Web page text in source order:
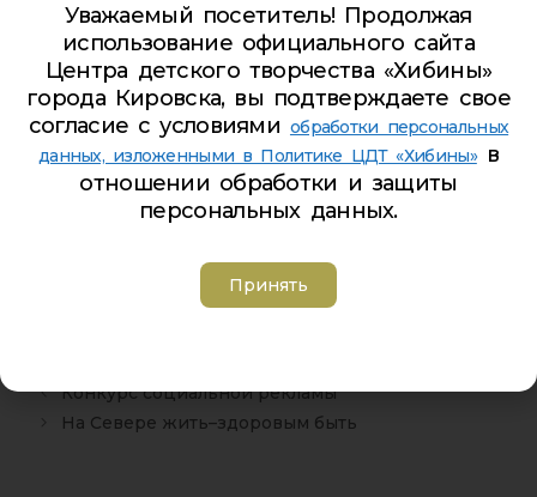
Внимание школ! Определены сроки участия в
дистанционном режиме в конкурсе «Кенгуру —
математика для всех» для Мурманской области.
Начиная с сегодняшнего дня и по 12 апреля
необходимо выполнить задания конкурса на
Инструкцию для проведения школьному
организатору можно получить по запросу.
Конкурс социальной рекламы
На Севере жить–здоровым быть
Уважаемый посетитель! Продолжая
использование официального сайта
Центра детского творчества «Хибины»
города Кировска, вы подтверждаете свое
согласие с условиями обработки персональных
данных, изложенными в Политике ЦДТ «Хибины»в
отношении обработки и защиты
персональных данных.
Принять